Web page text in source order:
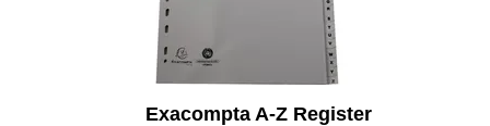
Exacompta A-Z Register